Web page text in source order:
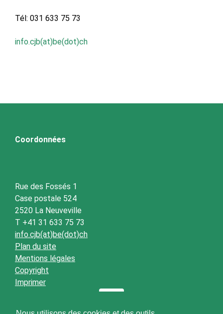
Tél: 031 633 75 73
info.cjb(at)be(dot)ch
Coordonnées
Rue des Fossés 1
Case postale 524
2520 La Neuveville
T +41 31 633 75 73
info.cjb(at)be(dot)ch
Plan du site
Mentions légales
Copyright
Imprimer